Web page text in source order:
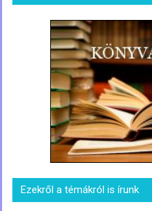
Ezekről a témákról is írunk